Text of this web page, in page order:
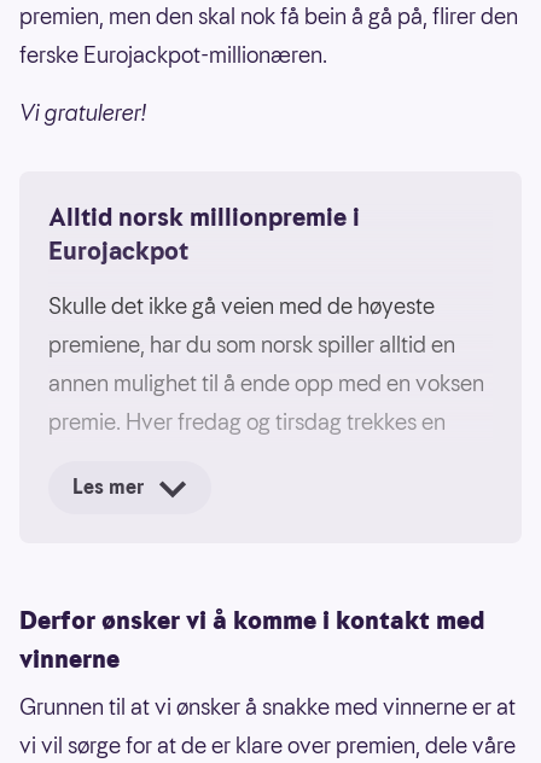
premien, men den skal nok få bein å gå på, flirer den
ferske Eurojackpot-millionæren.
Vi gratulerer!
Alltid norsk millionpremie i
Eurojackpot
Skulle det ikke gå veien med de høyeste
premiene, har du som norsk spiller alltid en
annen mulighet til å ende opp med en voksen
premie. Hver fredag og tirsdag trekkes en
som har levert innen spillefrist er med i denne
Millionen kan gå til en enkeltspiller, eller deles
av enandelsbank
Les mer
Derfor ønsker vi å komme i kontakt med
vinnerne
Grunnen til at vi ønsker å snakke med vinnerne er at
vi vil sørge for at de er klare over premien, dele våre